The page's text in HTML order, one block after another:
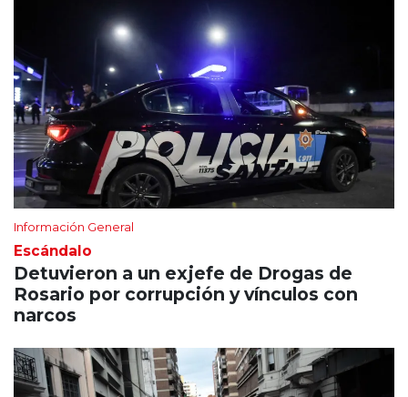
Información General
Escándalo
Detuvieron a un exjefe de Drogas de
Rosario por corrupción y vínculos con
narcos